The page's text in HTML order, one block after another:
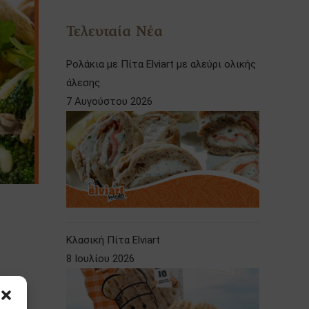
Τελευταία Νέα
Ρολάκια με Πίτα Elviart με αλεύρι ολικής
άλεσης.
7 Αυγούστου 2026
Κλασική Πίτα Elviart
8 Ιουλίου 2026